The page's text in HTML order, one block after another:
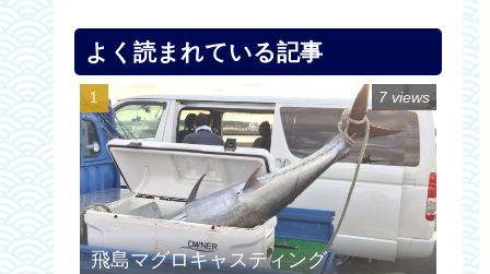
よく読まれている記事
飛島マグロキャスティング
7 views